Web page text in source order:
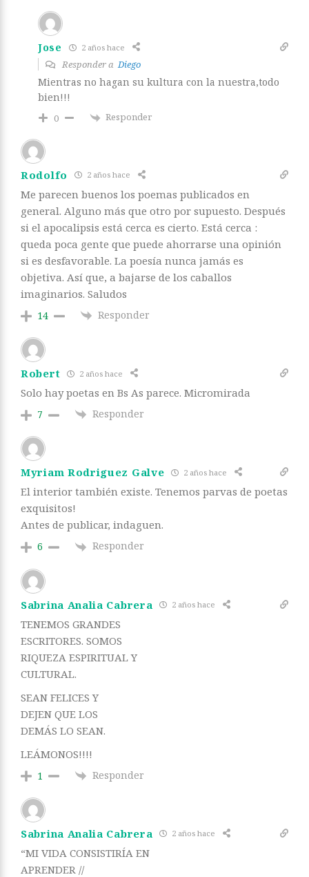
Jose 2 años hace
Responder aDiego
Mientras no hagan su kultura con la nuestra,todo
bien!!!
0 Responder
Rodolfo 2 años hace
Me parecen buenos los poemas publicados en
general. Alguno más que otro por supuesto. Después
si el apocalipsis está cerca es cierto. Está cerca :
queda poca gente que puede ahorrarse una opinión
si es desfavorable. La poesía nunca jamás es
objetiva. Así que, a bajarse de los caballos
imaginarios. Saludos
14 Responder
Robert 2 años hace
Solo hay poetas en Bs As parece. Micromirada
7 Responder
Myriam Rodriguez Galve 2 años hace
El interior también existe. Tenemos parvas de poetas
exquisitos!
Antes de publicar, indaguen.
6 Responder
Sabrina Analia Cabrera 2 años hace
TENEMOS GRANDES
ESCRITORES. SOMOS
RIQUEZA ESPIRITUAL Y
CULTURAL.
SEAN FELICES Y
DEJEN QUE LOS
DEMÁS LO SEAN.
LEÁMONOS!!!!
1 Responder
Sabrina Analia Cabrera 2 años hace
“MI VIDA CONSISTIRÍA EN
APRENDER //